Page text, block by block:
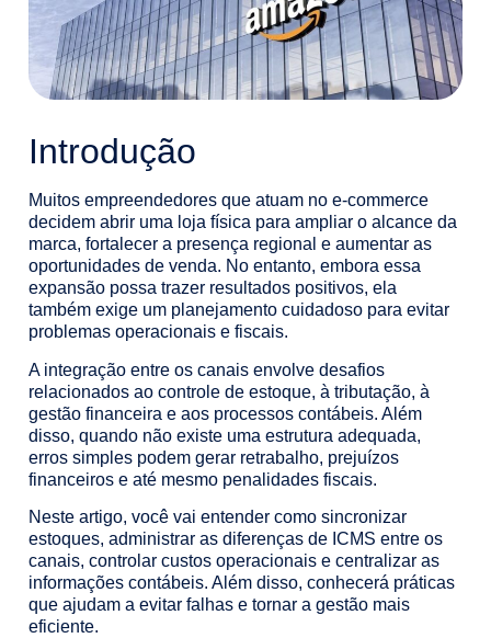
Introdução
Muitos empreendedores que atuam no e-commerce
decidem abrir uma loja física para ampliar o alcance da
marca, fortalecer a presença regional e aumentar as
oportunidades de venda. No entanto, embora essa
expansão possa trazer resultados positivos, ela
também exige um planejamento cuidadoso para evitar
problemas operacionais e fiscais.
A integração entre os canais envolve desafios
relacionados ao controle de estoque, à tributação, à
gestão financeira e aos processos contábeis. Além
disso, quando não existe uma estrutura adequada,
erros simples podem gerar retrabalho, prejuízos
financeiros e até mesmo penalidades fiscais.
Neste artigo, você vai entender como sincronizar
estoques, administrar as diferenças de ICMS entre os
canais, controlar custos operacionais e centralizar as
informações contábeis. Além disso, conhecerá práticas
que ajudam a evitar falhas e tornar a gestão mais
eficiente.